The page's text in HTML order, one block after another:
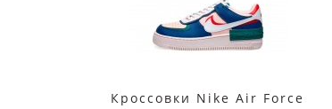
Кроссовки Nike Air Force